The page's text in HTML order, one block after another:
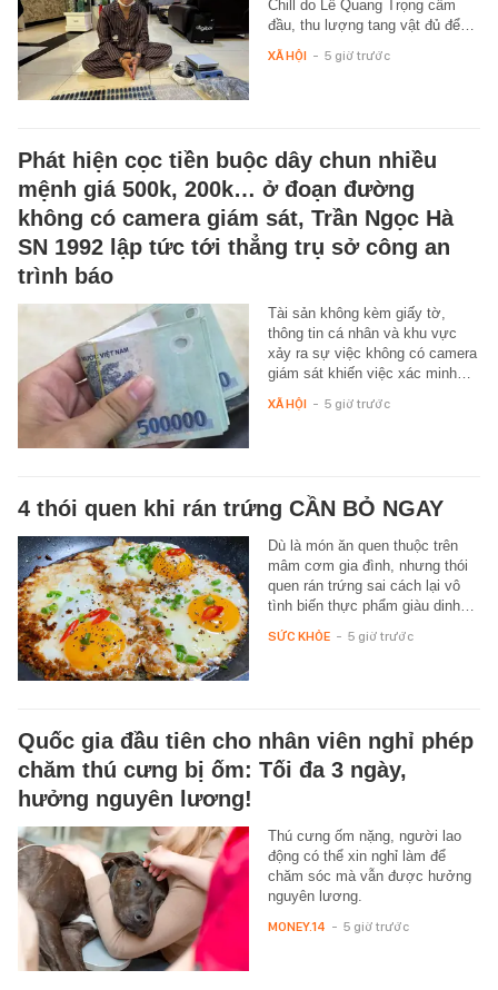
Chill do Lê Quang Trọng cầm
đầu, thu lượng tang vật đủ để…
XÃ HỘI - 5 giờ trước
Phát hiện cọc tiền buộc dây chun nhiều
mệnh giá 500k, 200k… ở đoạn đường
không có camera giám sát, Trần Ngọc Hà
SN 1992 lập tức tới thẳng trụ sở công an
trình báo
Tài sản không kèm giấy tờ,
thông tin cá nhân và khu vực
xảy ra sự việc không có camera
giám sát khiến việc xác minh…
XÃ HỘI - 5 giờ trước
4 thói quen khi rán trứng CẦN BỎ NGAY
Dù là món ăn quen thuộc trên
mâm cơm gia đình, nhưng thói
quen rán trứng sai cách lại vô
tình biến thực phẩm giàu dinh…
SỨC KHỎE - 5 giờ trước
Quốc gia đầu tiên cho nhân viên nghỉ phép
chăm thú cưng bị ốm: Tối đa 3 ngày,
hưởng nguyên lương!
Thú cưng ốm nặng, người lao
động có thể xin nghỉ làm để
chăm sóc mà vẫn được hưởng
nguyên lương.
MONEY.14 - 5 giờ trước